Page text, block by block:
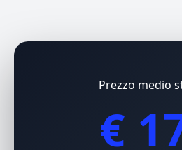
Prezzo medio
€